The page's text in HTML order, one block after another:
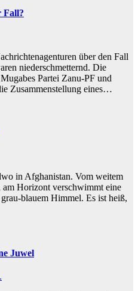
Fall?
über den Fall
niederschmetternd. Die
Partei Zanu-PF und
Zusammenstellung eines…
in Afghanistan. Vom weitem
Horizont verschwimmt eine
blauem Himmel. Es ist heiß,
Juwel